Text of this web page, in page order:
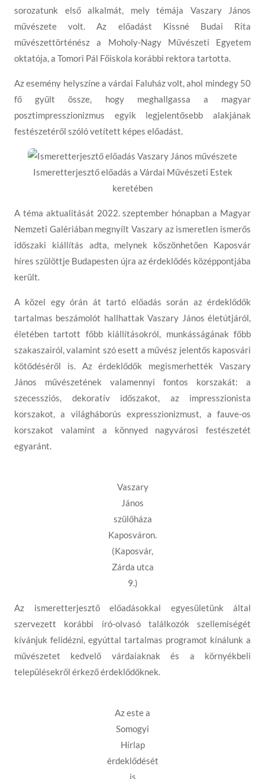
sorozatunk első alkalmát, mely témája Vaszary János
művészete volt. Az előadást Kissné Budai Rita
művészettörténész a Moholy-Nagy Művészeti Egyetem
oktatója, a Tomori Pál Főiskola korábbi rektora tartotta.
Az esemény helyszíne a várdai Faluház volt, ahol mindegy 50
fő gyűlt össze, hogy meghallgassa a magyar
posztimpresszionizmus egyik legjelentősebb alakjának
festészetéről szóló vetített képes előadást.
Ismeretterjesztő előadás a Várdai Művészeti Estek
keretében
A téma aktualitását 2022. szeptember hónapban a Magyar
Nemzeti Galériában megnyílt Vaszary az ismeretlen ismerős
időszaki kiállítás adta, melynek köszönhetően Kaposvár
híres szülöttje Budapesten újra az érdeklődés középpontjába
került.
A közel egy órán át tartó előadás során az érdeklődők
tartalmas beszámolót hallhattak Vaszary János életútjáról,
életében tartott főbb kiállításokról, munkásságának főbb
szakaszairól, valamint szó esett a művész jelentős kaposvári
kötődéséről is. Az érdeklődők megismerhették Vaszary
János művészetének valamennyi fontos korszakát: a
szecessziós, dekoratív időszakot, az impresszionista
korszakot, a világháborús expresszionizmust, a fauve-os
korszakot valamint a könnyed nagyvárosi festészetét
egyaránt.
Vaszary
János
szülőháza
Kaposváron.
(Kaposvár,
Zárda utca
9.)
Az ismeretterjesztő előadásokkal egyesületünk által
szervezett korábbi író-olvasó találkozók szellemiségét
kívánjuk felidézni, egyúttal tartalmas programot kínálunk a
művészetet kedvelő várdaiaknak és a környékbeli
településekről érkező érdeklődőknek.
Az este a
Somogyi
Hírlap
érdeklődését
is